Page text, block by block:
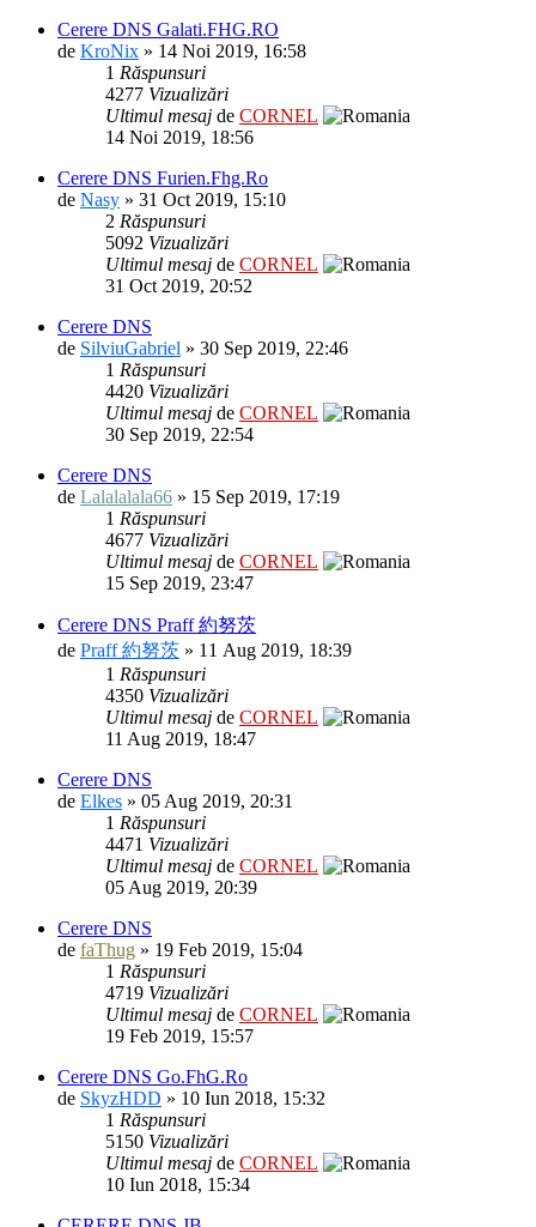
Cerere DNS Galati.FHG.RO
de KroNix » 14 Noi 2019, 16:58
1 Răspunsuri
4277 Vizualizări
Ultimul mesaj de CORNEL
14 Noi 2019, 18:56
Cerere DNS Furien.Fhg.Ro
de Nasy » 31 Oct 2019, 15:10
2 Răspunsuri
5092 Vizualizări
Ultimul mesaj de CORNEL
31 Oct 2019, 20:52
Cerere DNS
de SilviuGabriel » 30 Sep 2019, 22:46
1 Răspunsuri
4420 Vizualizări
Ultimul mesaj de CORNEL
30 Sep 2019, 22:54
Cerere DNS
de Lalalalala66 » 15 Sep 2019, 17:19
1 Răspunsuri
4677 Vizualizări
Ultimul mesaj de CORNEL
15 Sep 2019, 23:47
Cerere DNS Praff 約努茨
de Praff 約努茨 » 11 Aug 2019, 18:39
1 Răspunsuri
4350 Vizualizări
Ultimul mesaj de CORNEL
11 Aug 2019, 18:47
Cerere DNS
de Elkes » 05 Aug 2019, 20:31
1 Răspunsuri
4471 Vizualizări
Ultimul mesaj de CORNEL
05 Aug 2019, 20:39
Cerere DNS
de faThug » 19 Feb 2019, 15:04
1 Răspunsuri
4719 Vizualizări
Ultimul mesaj de CORNEL
19 Feb 2019, 15:57
Cerere DNS Go.FhG.Ro
de SkyzHDD » 10 Iun 2018, 15:32
1 Răspunsuri
5150 Vizualizări
Ultimul mesaj de CORNEL
10 Iun 2018, 15:34